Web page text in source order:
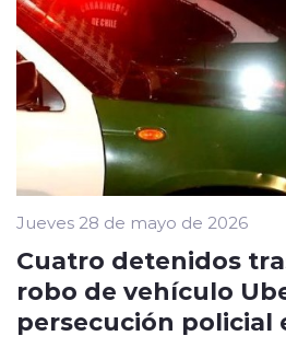
Jueves 28 de mayo de 2026
Cuatro detenidos
robo de vehículo
persecución policial